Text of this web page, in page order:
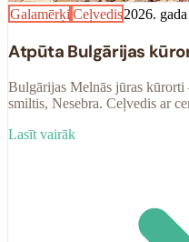
Galamērķi Ceļvedis2026.
Atpūta Bulgārijas
Bulgārijas Melnās jūras
smiltis, Nesebra. Ceļvedis ar
Lasīt vairāk